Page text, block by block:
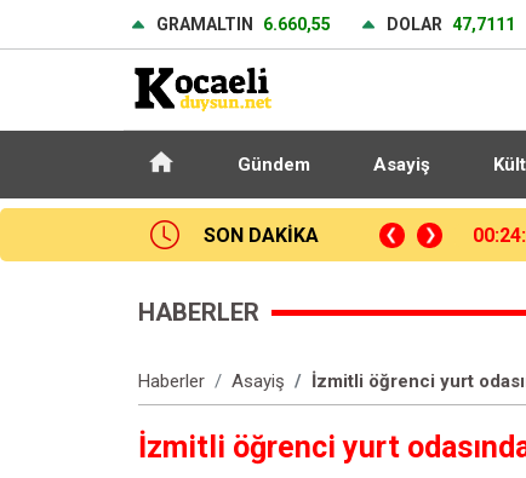
GRAMALTIN 6.660,55 DOLAR 47,7111
Gündem Asayiş
SON DAKİKA
denize düşen kişi hayatını kaybetti
HABERLER
Haberler Asayiş İzmitli öğrenci yurt
İzmitli öğrenci yurt